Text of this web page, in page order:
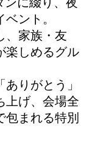
ント。
、家族・友
楽しめるグル
りがとう」
上げ、会場全
包まれる特別